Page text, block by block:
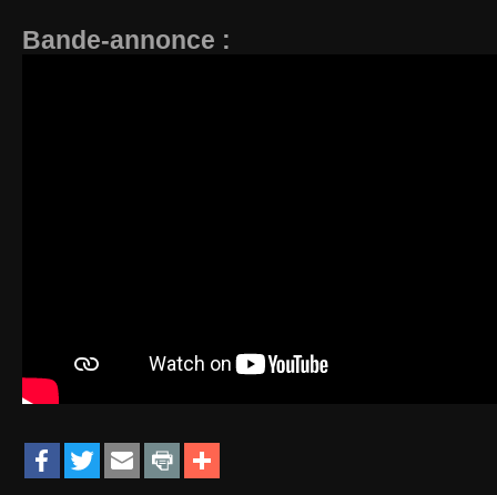
Bande-annonce :